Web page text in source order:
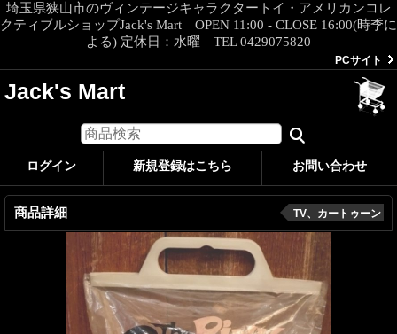
埼玉県狭山市のヴィンテージキャラクタートイ・アメリカンコレ
クティブルショップJack's Mart OPEN 11:00 - CLOSE 16:00(時季に
よる) 定休日：水曜 TEL 0429075820
PCサイト
Jack's Mart
ログイン 新規登録はこちら お問い合わせ
商品詳細 TV、カートゥーン